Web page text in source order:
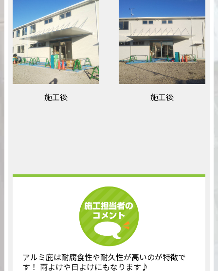
施工後 施工後
アルミ庇は耐腐食性や耐久性が高いのが特徴で
す！ 雨よけや日よけにもなります♪